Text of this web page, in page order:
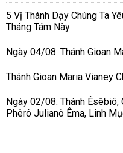
5 Vị Thánh Dạy Chúng Ta
Tháng Tám Này
Ngày 04/08: Thánh Gioan
Thánh Gioan Maria Vianey
Ngày 02/08: Thánh
Phêrô Julianô Êma, Linh